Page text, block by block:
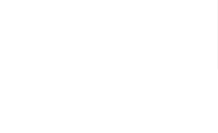
Даже при регулярной уборке, без дезинсекции
Наша компания оказывает услуги дезинсекции в